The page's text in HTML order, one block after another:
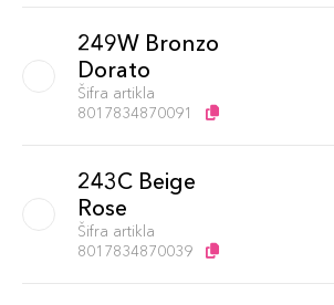
249W Bronzo
Dorato
Šifra artikla
8017834870091
243C Beige
Rose
Šifra artikla
8017834870039